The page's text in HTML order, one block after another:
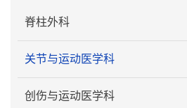
脊柱外科
关节与运动医学科
创伤与运动医学科